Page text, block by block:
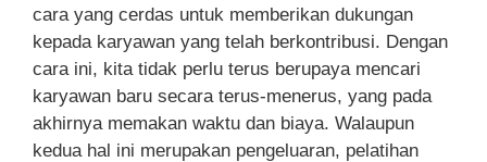
cara yang cerdas untuk memberikan dukungan
kepada karyawan yang telah berkontribusi. Dengan
cara ini, kita tidak perlu terus berupaya mencari
karyawan baru secara terus-menerus, yang pada
akhirnya memakan waktu dan biaya. Walaupun
kedua hal ini merupakan pengeluaran, pelatihan